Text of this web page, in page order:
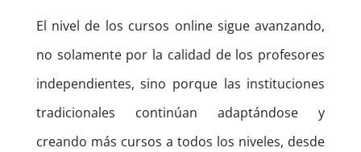
El nivel de los cursos online sigue avanzando,
no solamente por la calidad de los profesores
independientes, sino porque las instituciones
tradicionales continúan adaptándose y
creando más cursos a todos los niveles, desde